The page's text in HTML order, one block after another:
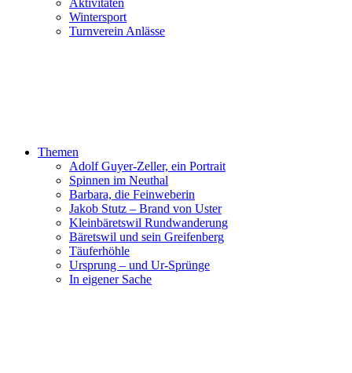
Aktivitäten
Wintersport
Turnverein Anlässe
Themen
Adolf Guyer-Zeller, ein Portrait
Spinnen im Neuthal
Barbara, die Feinweberin
Jakob Stutz – Brand von Uster
Kleinbäretswil Rundwanderung
Bäretswil und sein Greifenberg
Täuferhöhle
Ursprung – und Ur-Sprünge
In eigener Sache